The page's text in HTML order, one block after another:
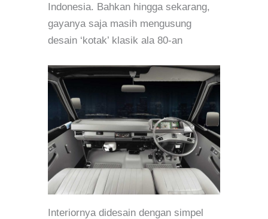
Indonesia. Bahkan hingga sekarang,
gayanya saja masih mengusung
desain ‘kotak’ klasik ala 80-an
Interiornya didesain dengan simpel